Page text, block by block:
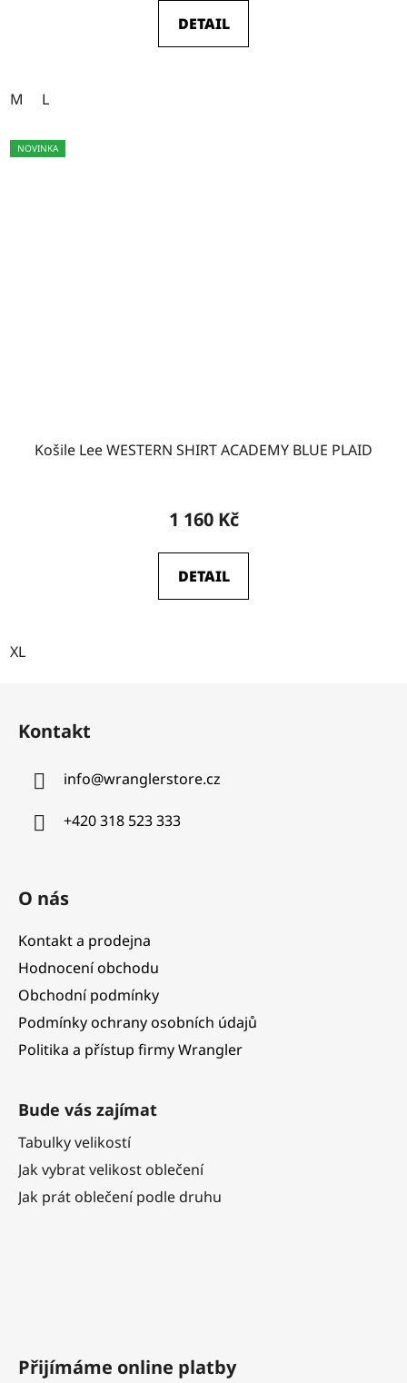
DETAIL
M L
NOVINKA
Košile Lee WESTERN SHIRT ACADEMY BLUE PLAID
1 160 Kč
DETAIL
XL
Kontakt
info@wranglerstore.cz
+420 318 523 333
O nás
Kontakt a prodejna
Hodnocení obchodu
Obchodní podmínky
Podmínky ochrany osobních údajů
Politika a přístup firmy Wrangler
Bude vás zajímat
Tabulky velikostí
Jak vybrat velikost oblečení
Jak prát oblečení podle druhu
Přijímáme online platby